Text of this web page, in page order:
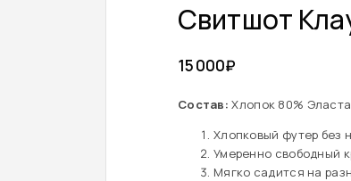
Свитшот
15 000₽
Состав: Хлопок 80%
Хлопковый футер без
Умеренно свободный
Мягко садится на